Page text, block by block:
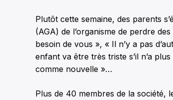
Plutôt cette semaine, des parents
(AGA) de l’organisme de perdre
besoin de vous », « Il n’y a pas
enfant va être très triste s’il n’a
comme nouvelle »…
Plus de 40 membres de la société,